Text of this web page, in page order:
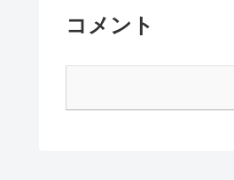
コメント